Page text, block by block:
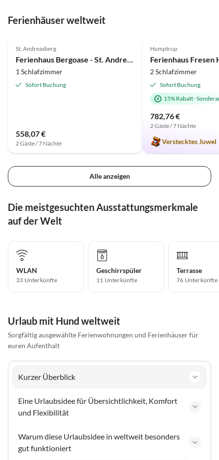
Ferienhäuser weltweit
St. Andreasberg
Ferienhaus Bergoase - St. Andreasberg im Harz
1 Schlafzimmer
Sofort Buchung
558,07 €
2 Gäste / 7 Nächte
Humptrup
Ferienhaus Fresen
2 Schlafzimmer
Sofort Buchung
15% Rabatt·
782,76 €
2 Gäste / 7 Nächte
Verstecktes Juwel
Alle anzeigen
Die meistgesuchten Ausstattungsmerkmale
auf der Welt
WLAN
33 Unterkünfte
Geschirrspüler
11 Unterkünfte
Terrasse
76 Unterkünfte
Urlaub mit Hund weltweit
Sorgfältig ausgewählte Ferienwohnungen und Ferienhäuser für
euren Aufenthalt
Kurzer Überblick
Eine Urlaubsidee für Übersichtlichkeit, Komfort
und Flexibilität
Warum diese Urlaubsidee in weltweit besonders
gut funktioniert